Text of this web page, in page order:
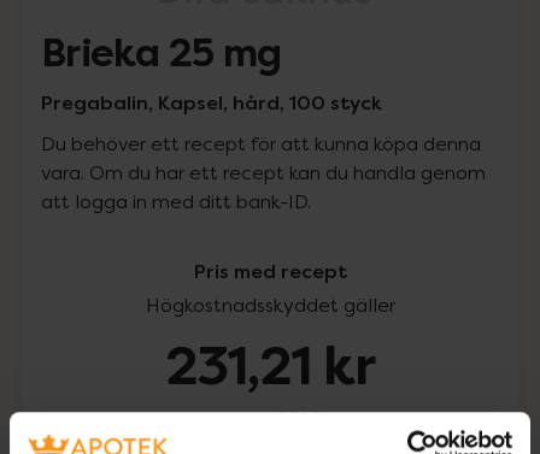
Brieka 25 mg
Pregabalin, Kapsel, hård, 100 styck
Du behöver ett recept för att kunna köpa denna
vara. Om du har ett recept kan du handla genom
att logga in med ditt bank-ID.
Pris med recept
Högkostnadsskyddet gäller
231,21 kr
I apotek:231,21 kr